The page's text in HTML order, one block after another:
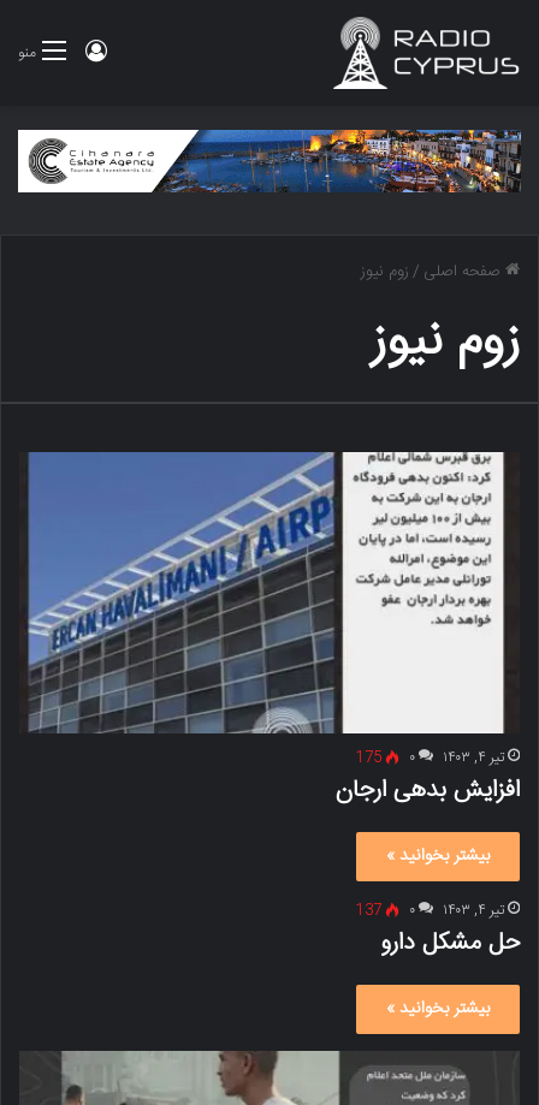
منو ورود
صفحه اصلی /زوم نیوز
زوم نیوز
تیر ۴, ۱۴۰۳ ۰ 175
افزایش بدهی ارجان
بیشتر بخوانید »
تیر ۴, ۱۴۰۳ ۰ 137
حل مشکل دارو
بیشتر بخوانید »